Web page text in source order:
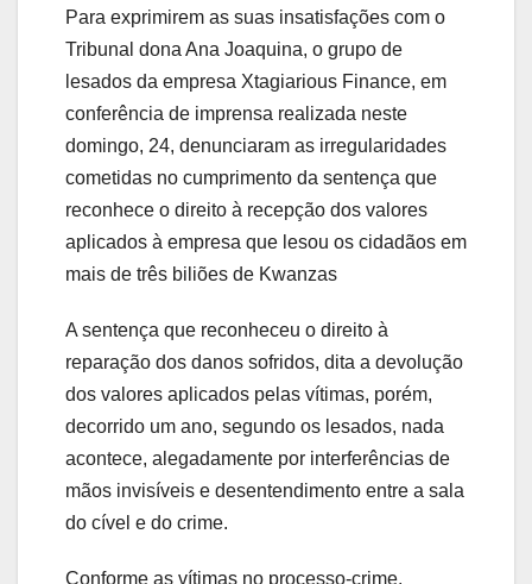
Para exprimirem as suas insatisfações com o
Tribunal dona Ana Joaquina, o grupo de
lesados da empresa Xtagiarious Finance, em
conferência de imprensa realizada neste
domingo, 24, denunciaram as irregularidades
cometidas no cumprimento da sentença que
reconhece o direito à recepção dos valores
aplicados à empresa que lesou os cidadãos em
mais de três biliões de Kwanzas
A sentença que reconheceu o direito à
reparação dos danos sofridos, dita a devolução
dos valores aplicados pelas vítimas, porém,
decorrido um ano, segundo os lesados, nada
acontece, alegadamente por interferências de
mãos invisíveis e desentendimento entre a sala
do cível e do crime.
Conforme as vítimas no processo-crime,